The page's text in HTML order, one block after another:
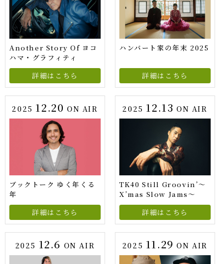
Another Story Of ヨコ
ハマ・グラフィティ
詳細はこちら
ハンバート家の年末 2025
詳細はこちら
2025 12.20 ON AIR
ブックトーク ゆく年くる
年
詳細はこちら
2025 12.13 ON AIR
TK40 Still Groovin’～
X’mas Slow Jams～
詳細はこちら
2025 12.6 ON AIR 2025 11.29 ON AIR